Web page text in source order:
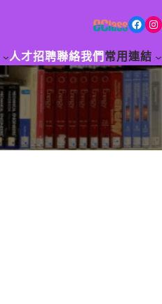
Facebook Instagram
人才招聘聯絡我們 常用連結